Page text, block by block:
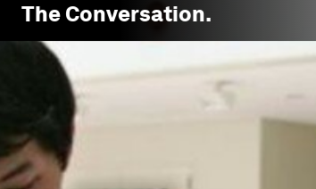
The Conversation.